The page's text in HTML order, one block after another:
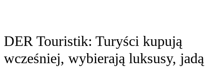
DER Touristik: Turyści kupują
wcześniej, wybierają luksusy, jadą